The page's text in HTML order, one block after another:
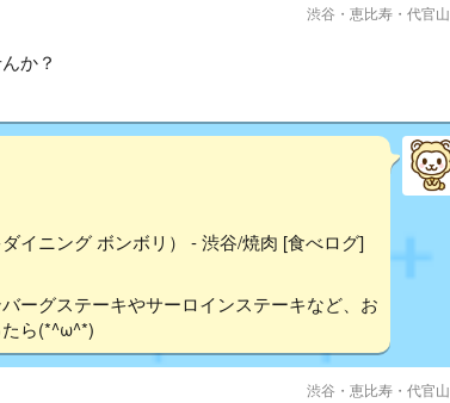
渋谷・恵比寿・代官山
か？
イニング ボンボリ） - 渋谷/焼肉 [食べログ]
ーグステーキやサーロインステーキなど、お
ら(*^ω^*)
渋谷・恵比寿・代官山